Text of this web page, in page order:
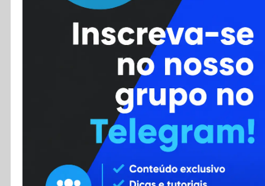
Cursos
Enviar Dica